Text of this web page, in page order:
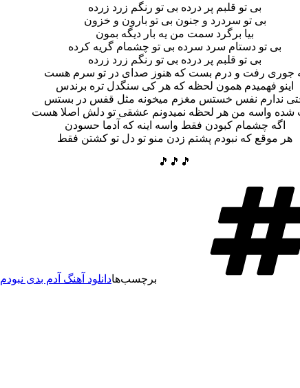
بی تو قلبم پر درده بی تو رنگم زرد زرده
بی تو سردرد و جنون بی تو بارون و خزون
بیا برگرد سمت من یه بار دیگه بمون
بی تو دستام سرد سرده بی تو چشمام گریه کرده
بی تو قلبم پر درده بی تو رنگم زرد زرده
جوری رفت و درم بست که هنوز صدای در تو سرم هست
اینو فهمیدم همون لحظه که هر کی سنگدل تره برندس
ندارم نفس خستس مغزم میخونه مثل قفس در بستس
شده واسه من هر لحظه نمیدونم عشقی تو دلش اصلا هست
اگه چشمام کبودن فقط واسه اینه که آدما حسودن
هر موقع که نبودم پشتم زدن منو تو دل تو کشتن فقط
🎵🎵🎵
برچسب‌هادانلود آهنگ آدم بدی نبودم